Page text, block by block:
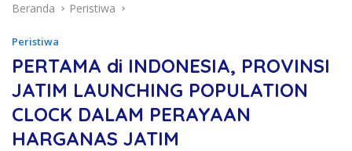
Beranda Peristiwa
Peristiwa
PERTAMA di INDONESIA, PROVINSI
JATIM LAUNCHING POPULATION
CLOCK DALAM PERAYAAN
HARGANAS JATIM